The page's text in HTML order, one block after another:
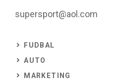
supersport@aol.com
FUDBAL
AUTO
MARKETING